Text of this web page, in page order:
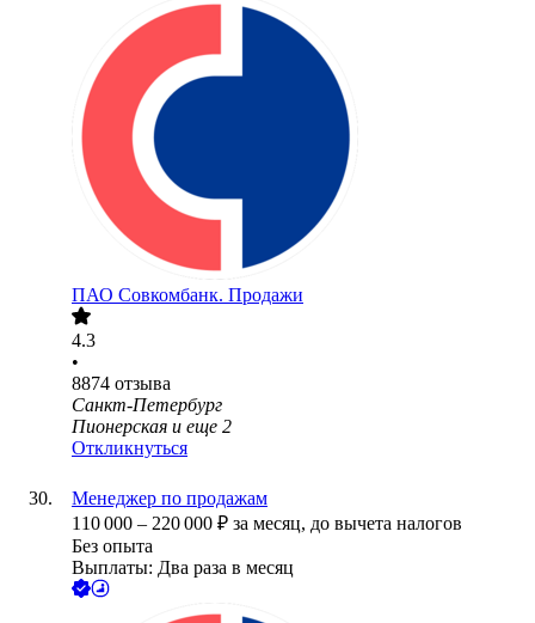
ПАО Совкомбанк. Продажи
4.3
•
8874 отзыва
Санкт-Петербург
Пионерская и еще 2
Откликнуться
Менеджер по продажам
110 000 – 220 000 ₽ за месяц, до вычета налогов
Без опыта
Выплаты: Два раза в месяц